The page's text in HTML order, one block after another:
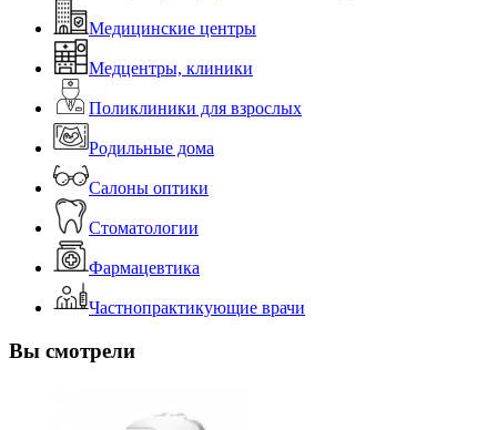
Медицинские центры
Медцентры, клиники
Поликлиники для взрослых
Родильные дома
Салоны оптики
Стоматологии
Фармацевтика
Частнопрактикующие врачи
Вы смотрели